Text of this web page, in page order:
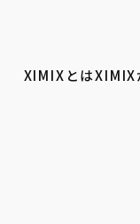
XIMIXとはXIMIX